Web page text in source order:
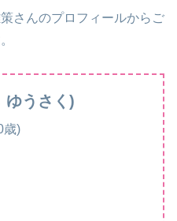
さんのプロフィールからご
ゆうさく)
歳)